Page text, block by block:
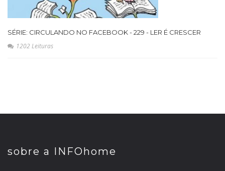
SÉRIE: CIRCULANDO NO FACEBOOK - 229 - LER É CRESCER
1202 Leituras
sobre a INFOhome